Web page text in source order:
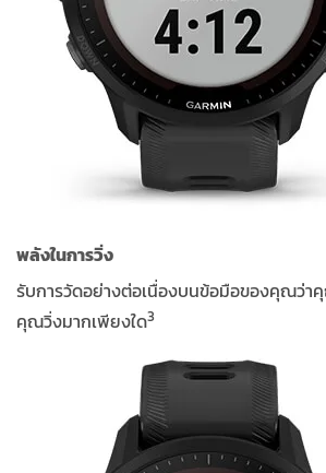
พลังในการวิ่ง
รับการวัดอย่างต่อเนื่องบนข้อมือของคุณว่า
คุณวิ่งมากเพียงใด3